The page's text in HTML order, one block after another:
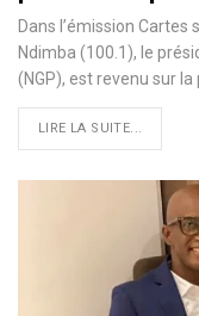
Dans l’émission Cartes
Ndimba (100.1), le
(NGP), est revenu sur la
LIRE LA SUITE...